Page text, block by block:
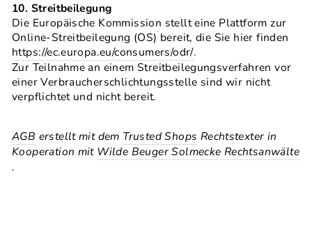
10. Streitbeilegung
Die Europäische Kommission stellt eine Plattform zur
Online-Streitbeilegung (OS) bereit, die Sie hier finden
https://ec.europa.eu/consumers/odr/.
Zur Teilnahme an einem Streitbeilegungsverfahren vor
einer Verbraucherschlichtungsstelle sind wir nicht
verpflichtet und nicht bereit.
AGB erstellt mit dem Trusted Shops Rechtstexter in
Kooperation mit Wilde Beuger Solmecke Rechtsanwälte
.